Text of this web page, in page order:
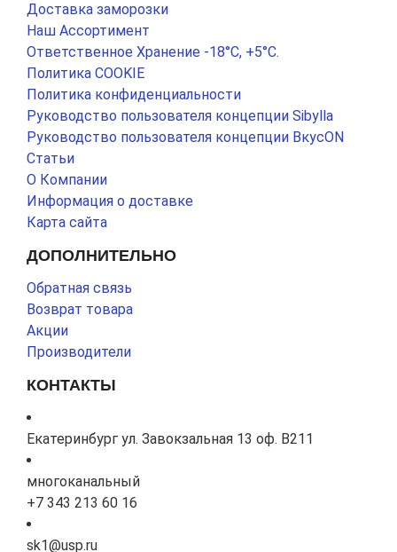
Доставка заморозки
Наш Ассортимент
Ответственное Хранение -18°С, +5°С.
Политика COOKIE
Политика конфиденциальности
Руководство пользователя концепции Sibylla
Руководство пользователя концепции ВкусON
Статьи
О Компании
Информация о доставке
Карта сайта
ДОПОЛНИТЕЛЬНО
Обратная связь
Возврат товара
Акции
Производители
КОНТАКТЫ
Екатеринбург ул. Завокзальная 13 оф. В211
многоканальный
+7 343 213 60 16
sk1@usp.ru